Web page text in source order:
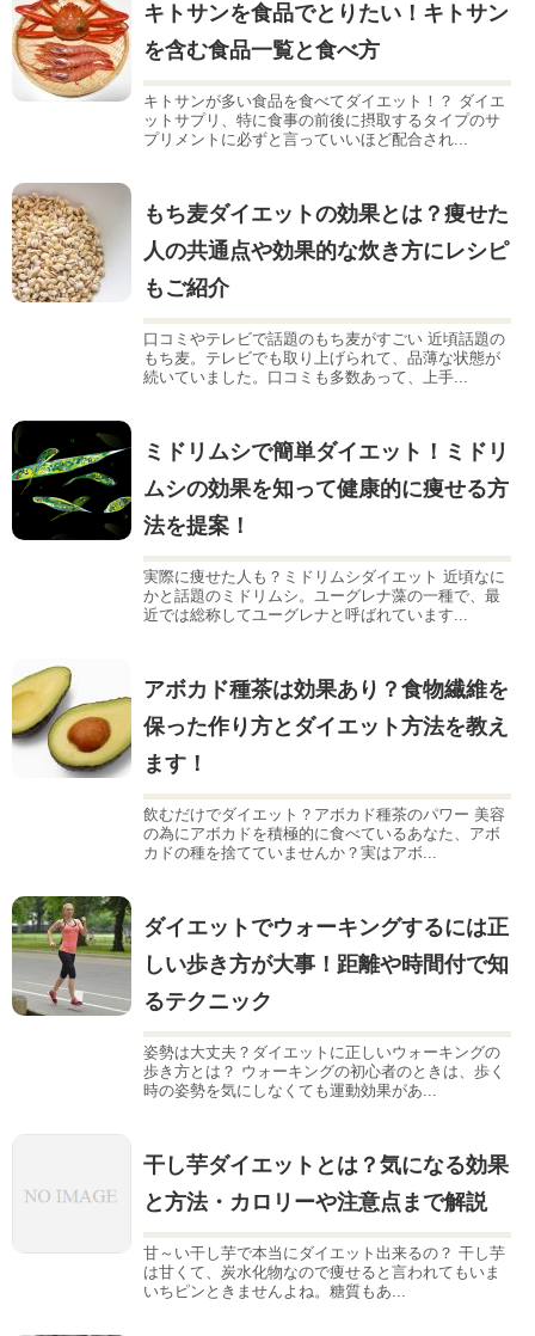
キトサンを食品でとりたい！キトサン
を含む食品一覧と食べ方
キトサンが多い食品を食べてダイエット！？ ダイエ
ットサプリ、特に食事の前後に摂取するタイプのサ
プリメントに必ずと言っていいほど配合され...
もち麦ダイエットの効果とは？痩せた
人の共通点や効果的な炊き方にレシピ
もご紹介
口コミやテレビで話題のもち麦がすごい 近頃話題の
もち麦。テレビでも取り上げられて、品薄な状態が
続いていました。口コミも多数あって、上手...
ミドリムシで簡単ダイエット！ミドリ
ムシの効果を知って健康的に痩せる方
法を提案！
実際に痩せた人も？ミドリムシダイエット 近頃なに
かと話題のミドリムシ。ユーグレナ藻の一種で、最
近では総称してユーグレナと呼ばれています...
アボカド種茶は効果あり？食物繊維を
保った作り方とダイエット方法を教え
ます！
飲むだけでダイエット？アボカド種茶のパワー 美容
の為にアボカドを積極的に食べているあなた、アボ
カドの種を捨てていませんか？実はアボ...
ダイエットでウォーキングするには正
しい歩き方が大事！距離や時間付で知
るテクニック
姿勢は大丈夫？ダイエットに正しいウォーキングの
歩き方とは？ ウォーキングの初心者のときは、歩く
時の姿勢を気にしなくても運動効果があ...
干し芋ダイエットとは？気になる効果
と方法・カロリーや注意点まで解説
甘～い干し芋で本当にダイエット出来るの？ 干し芋
は甘くて、炭水化物なので痩せると言われてもいま
いちピンときませんよね。糖質もあ...